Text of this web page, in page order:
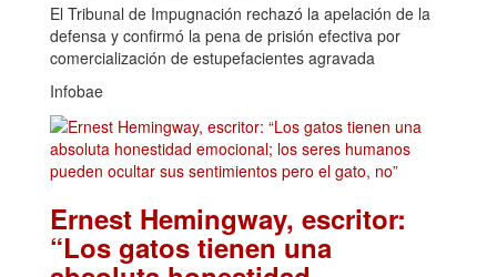
El Tribunal de Impugnación rechazó la apelación de la
defensa y confirmó la pena de prisión efectiva por
comercialización de estupefacientes agravada
Infobae
Ernest Hemingway, escritor:
“Los gatos tienen una